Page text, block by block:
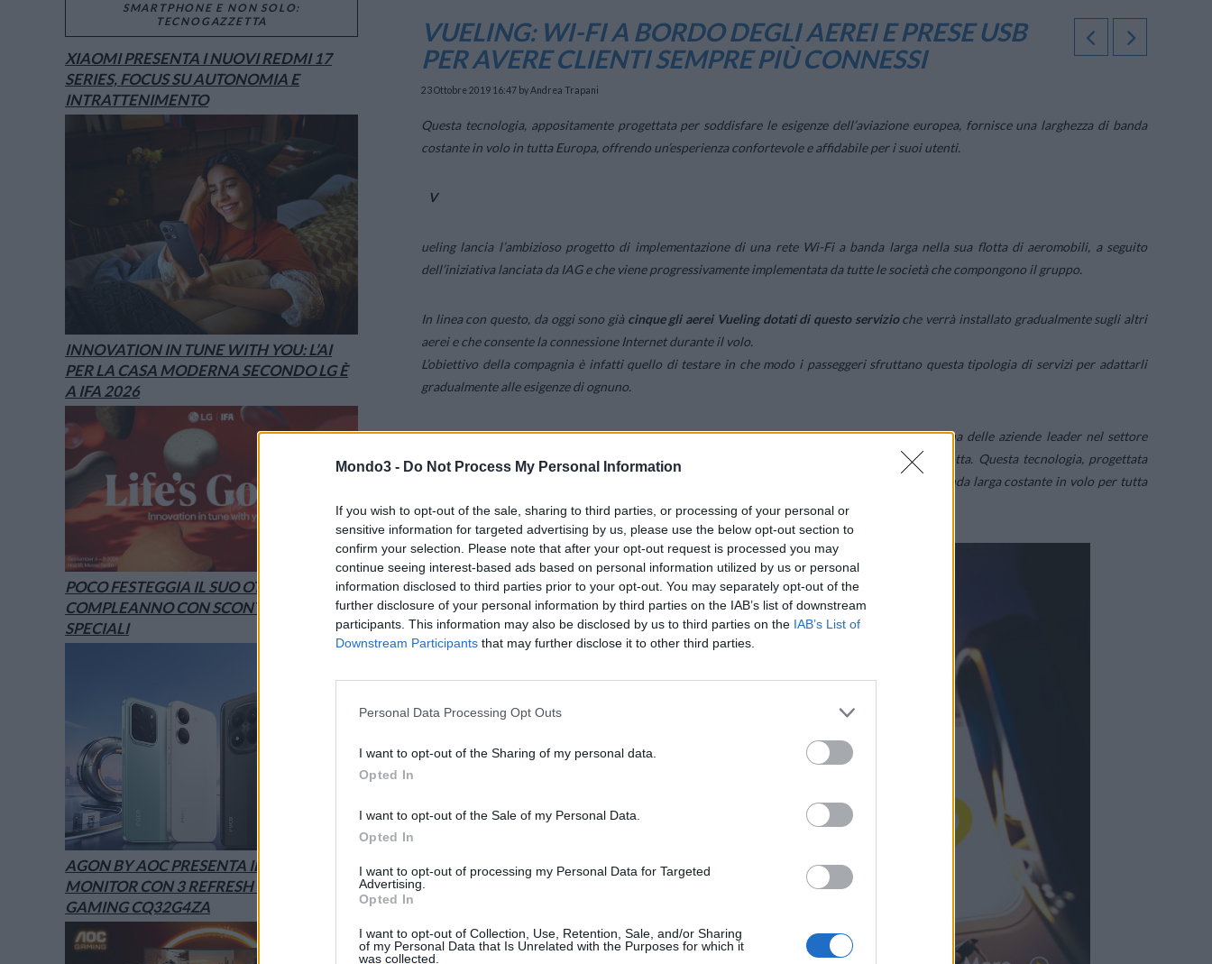
Mondo3 - Do Not Process My Personal Information
If you wish to opt-out of the sale, sharing to third parties, or processing of your personal or
sensitive information for targeted advertising by us, please use the below opt-out section to
confirm your selection. Please note that after your opt-out request is processed you may
continue seeing interest-based ads based on personal information utilized by us or personal
information disclosed to third parties prior to your opt-out. You may separately opt-out of the
further disclosure of your personal information by third parties on the IAB’s list of downstream
participants. This information may also be disclosed by us to third parties on the IAB’s List of
Downstream Participants that may further disclose it to other third parties.
Personal Data Processing Opt Outs
I want to opt-out of the Sharing of my personal data.
Opted In
I want to opt-out of the Sale of my Personal Data.
Opted In
I want to opt-out of processing my Personal Data for Targeted
Advertising.
Opted In
I want to opt-out of Collection, Use, Retention, Sale, and/or Sharing
of my Personal Data that Is Unrelated with the Purposes for which it
was collected.
VUELING: WI-FI A BORDO DEGLI AEREI E PRESE USB
PER AVERE CLIENTI SEMPRE PIÙ CONNESSI
23 Ottobre 2019 16:47 by Andrea Trapani
Questa tecnologia, appositamente progettata per soddisfare le esigenze dell’aviazione europea, fornisce una larghezza di banda
costante in volo in tutta Europa, offrendo un’esperienza confortevole e affidabile per i suoi utenti.
V
ueling lancia l’ambizioso progetto di implementazione di una rete Wi-Fi a banda larga nella sua flotta di aeromobili, a seguito
dell’iniziativa lanciata da IAG e che viene progressivamente implementata da tutte le società che compongono il gruppo.
In linea con questo, da oggi sono già cinque gli aerei Vueling dotati di questo servizioche verrà installato gradualmente sugli altri
aerei e che consente la connessione Internet durante il volo.
L’obiettivo della compagnia è infatti quello di testare in che modo i passeggeri sfruttano questa tipologia di servizi per adattarli
gradualmente alle esigenze di ognuno.
Nei prossimi mesi, la tecnologia EAN (European Aviation Network) – offerta daInmarsat, una delle aziende leader nel settore
Mobile Satellite Services (SSM) e Deutsche Telekom – sarà disponibile a bordo di tutta la flotta. Questa tecnologia, progettata
appositamente per soddisfare alle esigenze dell’aviazione europea, offre una connessione a banda larga costante in volo per tutta
Europa, regalando così agli utenti un’esperienza di volo confortevole e affidabile.
SMARTPHONE E NON SOLO:
TECNOGAZZETTA
XIAOMI PRESENTA I NUOVI REDMI 17
SERIES, FOCUS SU AUTONOMIA E
INTRATTENIMENTO
INNOVATION IN TUNE WITH YOU: L’AI
PER LA CASA MODERNA SECONDO LG È
A IFA 2026
POCO FESTEGGIA IL SUO OTTAVO
COMPLEANNO CON SCONTI E OFFERTE
SPECIALI
AGON BY AOC PRESENTA IL NUOVO
MONITOR CON 3 REFRESH RATE: ECCO IL
GAMING CQ32G4ZA